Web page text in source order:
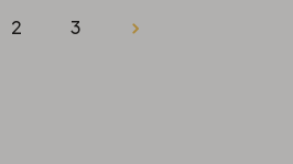
2 3